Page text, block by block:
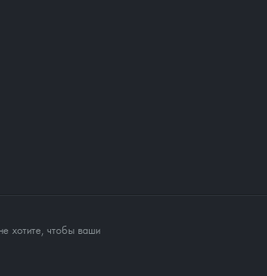
хотите, чтобы ваши